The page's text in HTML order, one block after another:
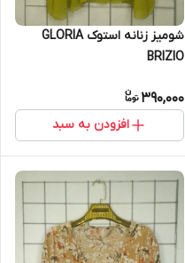
شومیز زنانه استوک GLORIA
BRIZIO
390,000
افزودن به سبد